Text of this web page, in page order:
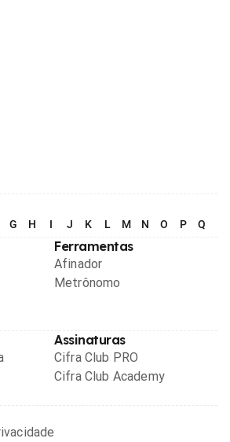
G H I J K L M N O P Q
Ferramentas
Afinador
Metrônomo
Assinaturas
Cifra Club PRO
Cifra Club Academy